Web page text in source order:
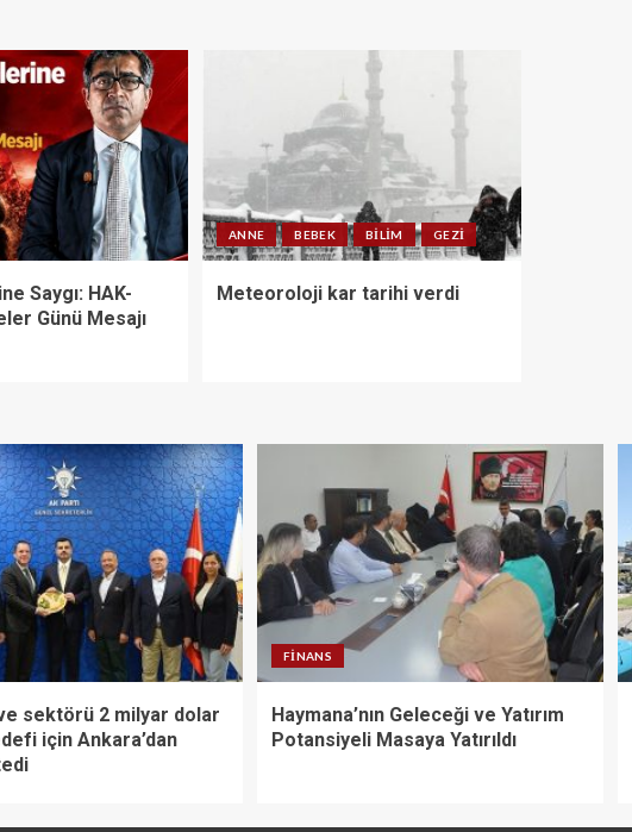
Saygı: HAK-
Günü Mesajı
ANNE BEBEK BILIM GEZI
Meteoroloji kar tarihi verdi
sektörü 2 milyar dolar
için Ankara’dan
FINANS
Haymana’nın Geleceği ve Yatırım
Potansiyeli Masaya Yatırıldı